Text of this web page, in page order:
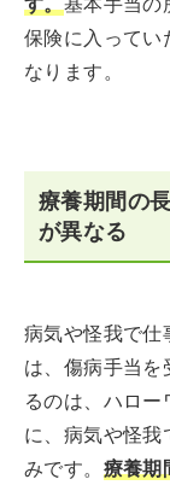
保険に入ってい
なります。
療養期間の
が異なる
病気や怪我で仕
は、傷病手当を
るのは、ハロー
に、病気や怪
みです。 療養期